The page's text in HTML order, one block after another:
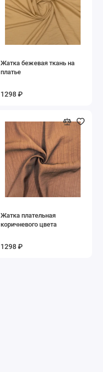
Жатка бежевая ткань на
платье
1298 ₽
Жатка плательная
коричневого цвета
1298 ₽